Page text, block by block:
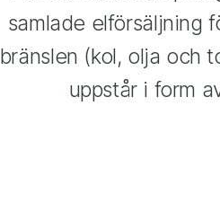
samlade elförsäljning
bränslen (kol, olja och
uppstår i form